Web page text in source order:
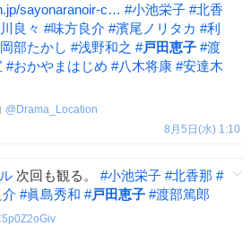
sayonaranoir-c… #小池栄子 #北香
良々 #味方良介 #濱尾ノリタカ #利
岡部たかし #浅野和之 #戸田恵子 #渡
#おかやまはじめ #八木将康 #安達木
@ Drama_Location
8月5日(水) 1:10
次回も観る。 #小池栄子 #北香那 #
#眞島秀和 #戸田恵子 #渡部篤郎